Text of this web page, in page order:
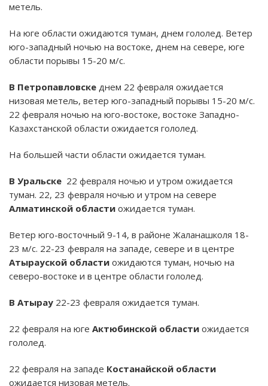
метель.
На юге области ожидаются туман, днем гололед. Ветер
юго-западный ночью на востоке, днем на севере, юге
области порывы 15-20 м/с.
В Петропавловске днем 22 февраля ожидается
низовая метель, ветер юго-западный порывы 15-20 м/с.
22 февраля ночью на юго-востоке, востоке Западно-
Казахстанской области ожидается гололед.
На большей части области ожидается туман.
В Уральске 22 февраля ночью и утром ожидается
туман. 22, 23 февраля ночью и утром на севере
Алматинской области ожидается туман.
Ветер юго-восточный 9-14, в районе Жаланашколя 18-
23 м/с. 22-23 февраля на западе, севере и в центре
Атырауской области ожидаются туман, ночью на
северо-востоке и в центре области гололед.
В Атырау 22-23 февраля ожидается туман.
22 февраля на юге Актюбинской области ожидается
гололед.
22 февраля на западе Костанайской области
ожидается низовая метель.